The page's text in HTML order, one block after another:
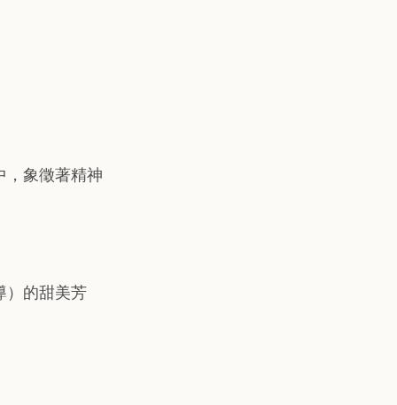
，象徵著精神
）的甜美芳